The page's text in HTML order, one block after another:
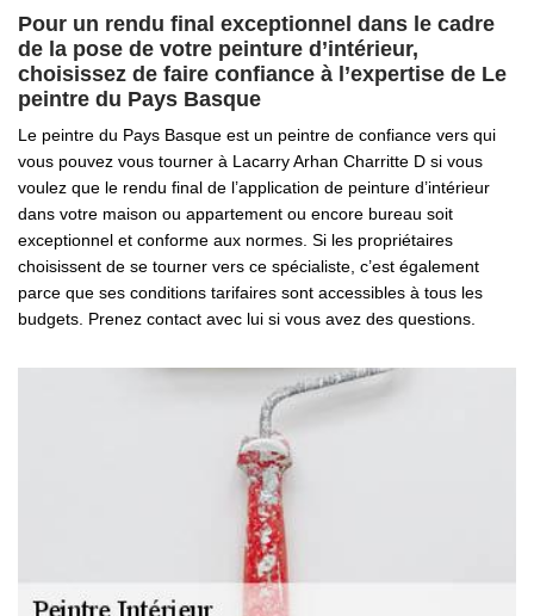
Pour un rendu final exceptionnel dans le cadre
de la pose de votre peinture d’intérieur,
choisissez de faire confiance à l’expertise de Le
peintre du Pays Basque
Le peintre du Pays Basque est un peintre de confiance vers qui
vous pouvez vous tourner à Lacarry Arhan Charritte D si vous
voulez que le rendu final de l’application de peinture d’intérieur
dans votre maison ou appartement ou encore bureau soit
exceptionnel et conforme aux normes. Si les propriétaires
choisissent de se tourner vers ce spécialiste, c’est également
parce que ses conditions tarifaires sont accessibles à tous les
budgets. Prenez contact avec lui si vous avez des questions.